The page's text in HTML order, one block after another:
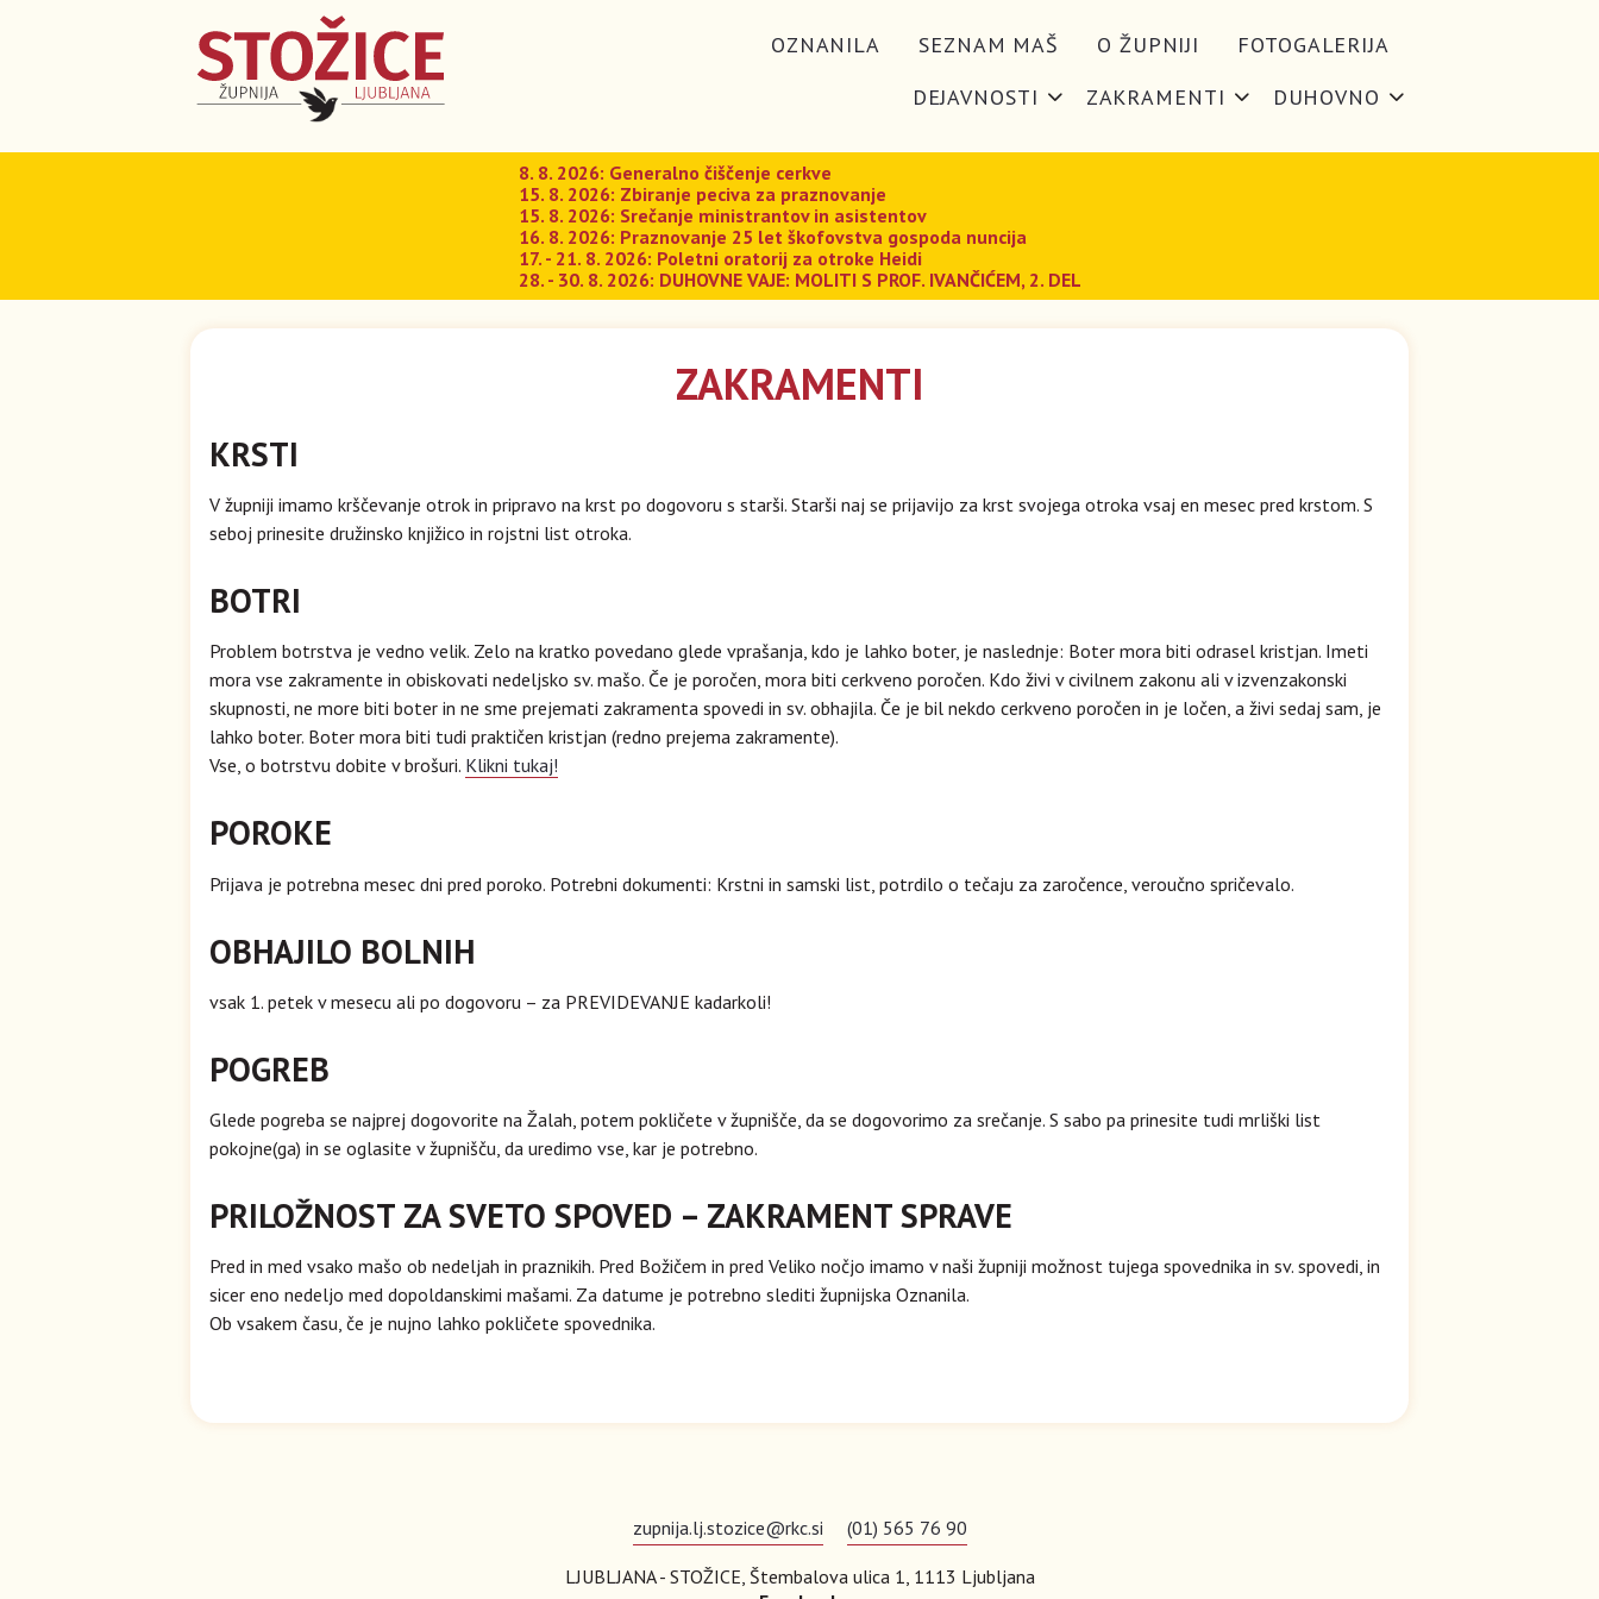
OZNANILA SEZNAM MAŠ O ŽUPNIJI
FOTOGALERIJA
DEJAVNOSTI
ZAKRAMENTI DUHOVNO
8. 8. 2026: Generalno čiščenje cerkve
15. 8. 2026: Zbiranje peciva za praznovanje
15. 8. 2026: Srečanje ministrantov in asistentov
16. 8. 2026: Praznovanje 25 let škofovstva gospoda nuncija
17. - 21. 8. 2026: Poletni oratorij za otroke Heidi
28. - 30. 8. 2026: DUHOVNE VAJE: MOLITI S PROF. IVANČIĆEM, 2. DEL
ZAKRAMENTI
KRSTI
V župniji imamo krščevanje otrok in pripravo na krst po dogovoru s starši. Starši naj se prijavijo za krst svojega otroka vsaj en mesec pred krstom. S
seboj prinesite družinsko knjižico in rojstni list otroka.
BOTRI
Problem botrstva je vedno velik. Zelo na kratko povedano glede vprašanja, kdo je lahko boter, je naslednje: Boter mora biti odrasel kristjan. Imeti
mora vse zakramente in obiskovati nedeljsko sv. mašo. Če je poročen, mora biti cerkveno poročen. Kdo živi v civilnem zakonu ali v izvenzakonski
skupnosti, ne more biti boter in ne sme prejemati zakramenta spovedi in sv. obhajila. Če je bil nekdo cerkveno poročen in je ločen, a živi sedaj sam, je
lahko boter. Boter mora biti tudi praktičen kristjan (redno prejema zakramente).
Vse, o botrstvu dobite v brošuri. Klikni tukaj!
POROKE
Prijava je potrebna mesec dni pred poroko. Potrebni dokumenti: Krstni in samski list, potrdilo o tečaju za zaročence, veroučno spričevalo.
OBHAJILO BOLNIH
vsak 1. petek v mesecu ali po dogovoru – za PREVIDEVANJE kadarkoli!
POGREB
Glede pogreba se najprej dogovorite na Žalah, potem pokličete v župnišče, da se dogovorimo za srečanje. S sabo pa prinesite tudi mrliški list
pokojne(ga) in se oglasite v župnišču, da uredimo vse, kar je potrebno.
PRILOŽNOST ZA SVETO SPOVED – ZAKRAMENT SPRAVE
Pred in med vsako mašo ob nedeljah in praznikih. Pred Božičem in pred Veliko nočjo imamo v naši župniji možnost tujega spovednika in sv. spovedi, in
sicer eno nedeljo med dopoldanskimi mašami. Za datume je potrebno slediti župnijska Oznanila.
Ob vsakem času, če je nujno lahko pokličete spovednika.
zupnija.lj.stozice@rkc.si (01) 565 76 90
LJUBLJANA - STOŽICE, Štembalova ulica 1, 1113 Ljubljana